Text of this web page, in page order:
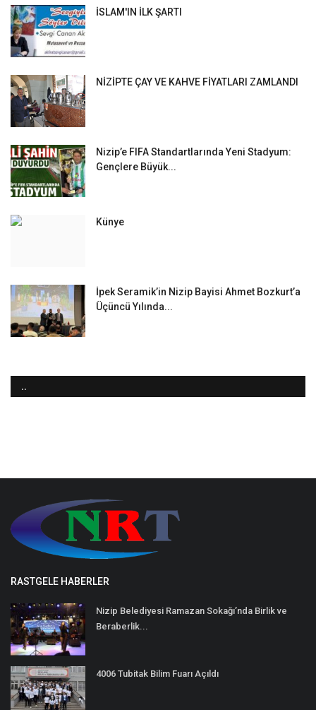
İSLAM'IN İLK ŞARTI
NİZİPTE ÇAY VE KAHVE FİYATLARI ZAMLANDI
Nizip’e FIFA Standartlarında Yeni Stadyum:
Gençlere Büyük...
Künye
İpek Seramik’in Nizip Bayisi Ahmet Bozkurt’a
Üçüncü Yılında...
..
RASTGELE HABERLER
Nizip Belediyesi Ramazan Sokağı’nda Birlik ve
Beraberlik...
4006 Tubitak Bilim Fuarı Açıldı